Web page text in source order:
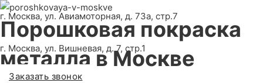
г. Москва, ул. Авиамоторная, д. 73а, стр.7
г. Москва, ул. Вишневая, д. 7, стр.1
Заказать звонок
Порошковая покраска
металлав Москве